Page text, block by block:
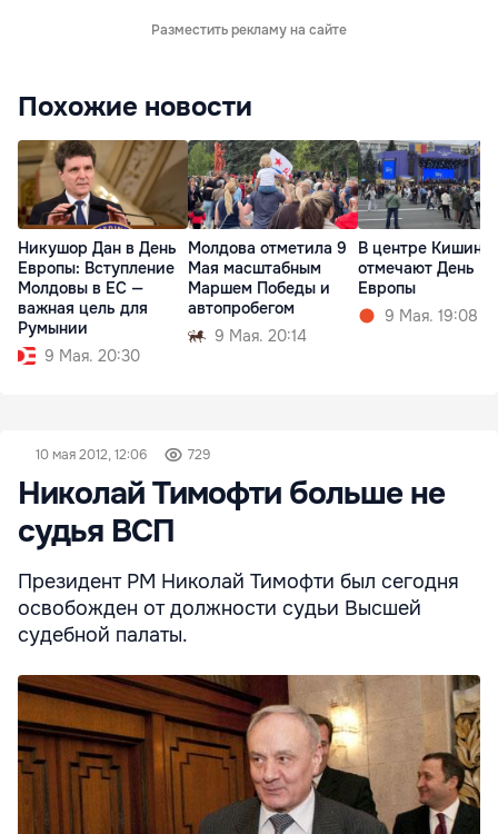
Разместить рекламу на сайте
Похожие новости
Никушор Дан в День
Европы: Вступление
Молдовы в ЕС —
важная цель для
Румынии
9 Мая. 20:30
Молдова отметила 9
Мая масштабным
Маршем Победы и
автопробегом
9 Мая. 20:14
В центре
отмечают День
Европы
9 Мая. 19:08
10 мая 2012, 12:06 729
Николай Тимофти больше не
судья ВСП
Президент РМ Николай Тимофти был сегодня
освобожден от должности судьи Высшей
судебной палаты.